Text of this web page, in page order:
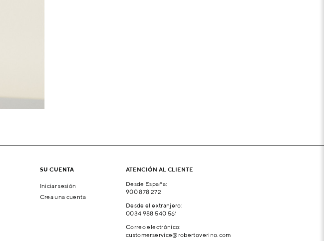
SU CUENTA
Iniciar sesión
Crea una cuenta
ATENCIÓN AL CLIENTE
Desde España:
900 878 272
Desde el extranjero:
0034 988 540 561
Correo electrónico:
customerservice@robertoverino.com